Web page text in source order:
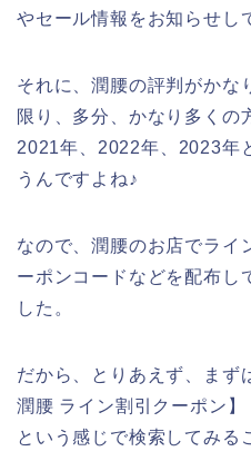
やセール情報をお知らせし
それに、潤腰の評判がかな
限り、多分、かなり多くの
2021年、2022年、2023年
うんですよね♪
なので、潤腰のお店でライ
ーポンコードなどを配布し
した。
だから、とりあえず、まず
潤腰 ライン割引クーポン】
という感じで検索してみる